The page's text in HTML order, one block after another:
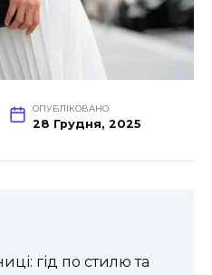
ОПУБЛІКОВАНО
28 Грудня, 2025
гід по стилю та